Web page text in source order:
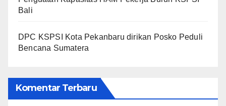
Bali
DPC KSPSI Kota Pekanbaru dirikan Posko Peduli
Bencana Sumatera
Komentar Terbaru